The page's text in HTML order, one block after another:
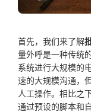
首先，我们来了解
量外呼是一种传统
系统进行大规模的
速的大规模沟通，
人工操作。相比之下
通过预设的脚本和